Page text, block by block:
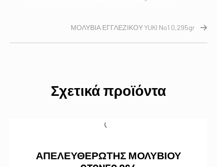
ΜΟΛΥΒΙΑ ΕΓΓΛΕΖΙΚΟΥ YUKI No1 0,295gr
Σχετικά προϊόντα
ΑΠΕΛΕΥΘΕΡΩΤΗΣ ΜΟΛΥΒΙΟΥ